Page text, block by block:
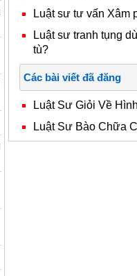
Luật sư tư vấn Xâm
Luật sư tranh tụng
tù?
Các bài viết đã đăng
Luật Sư Giỏi Về
Luật Sư Bào Chữa